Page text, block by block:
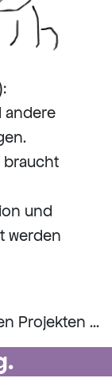
):
andere
braucht
und
werden
Projekten ...